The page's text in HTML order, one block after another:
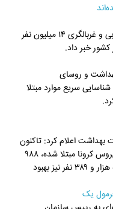
وزیر بهداشت، درمان و آموزش پزشکی از ارزیابی و غربالگری ۱۴ میلیون نفر
خبر داد.
و روسای
سریع موارد مبتلا
بهداشت اعلام کرد: تاکنون
۱۶ هزار و ۱۶۹ نفر در کشور به طور قطعی به ویروس کرونا مبتلا شده، ۹۸۸
نفر به علت ابتلا به این ویروس فوت کرده و ۵ هزار و ۳۸۹ نفر نیز بهبود
یک